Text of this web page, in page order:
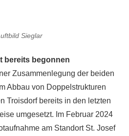
Sieglar
bereits begonnen
Zusammenlegung der beiden
Abbau von Doppelstrukturen
Troisdorf bereits in den letzten
umgesetzt. Im Februar 2024
am Standort St. Josef